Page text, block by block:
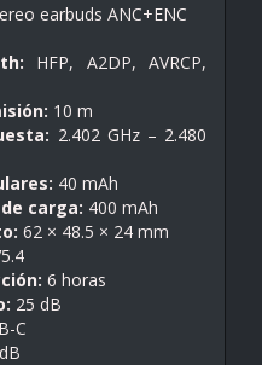
earbuds ANC+ENC
HFP, A2DP, AVRCP,
10 m
2.402 GHz – 2.480
40 mAh
carga: 400 mAh
62 × 48.5 × 24 mm
6 horas
25 dB
C